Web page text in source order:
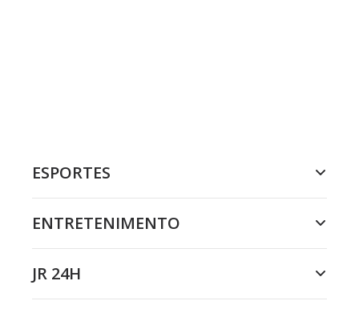
ESPORTES
ENTRETENIMENTO
JR 24H